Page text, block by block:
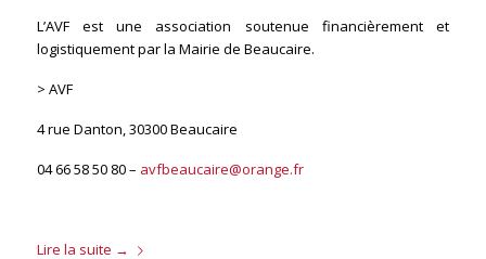
L’AVF est une association soutenue financièrement et
logistiquement par la Mairie de Beaucaire.
> AVF
4 rue Danton, 30300 Beaucaire
04 66 58 50 80 – avfbeaucaire@orange.fr
Lire la suite →